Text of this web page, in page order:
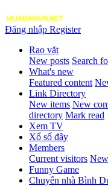
Đăng nhập Register
Rao vặt
New posts Search
What's new
Featured content
Link Directory
New items New
directory Mark read
Xem TV
Xổ số đây
Members
Current visitors
Funny Game
Chuyển nhà Bình